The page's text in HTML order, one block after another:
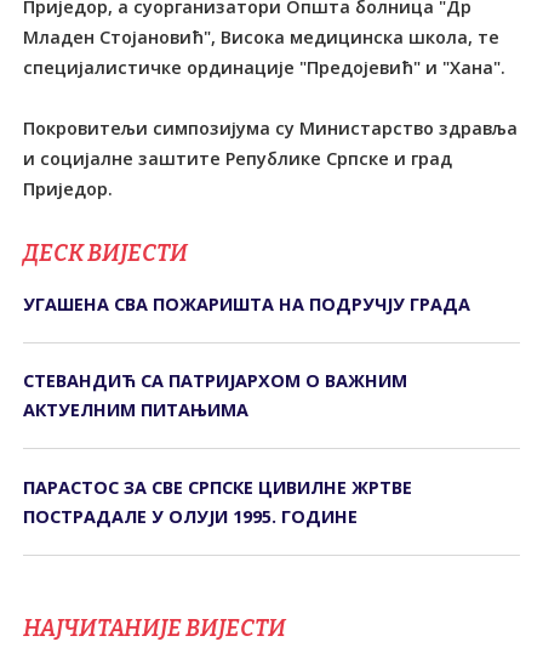
Приједор, а суорганизатори Општа болница "Др
Младен Стојановић", Висока медицинска школа, те
специјалистичке ординације "Предојевић" и "Хана".
Покровитељи симпозијума су Министарство здравља
и социјалне заштите Републике Српске и град
Приједор.
ДЕСК ВИЈЕСТИ
УГАШЕНА СВА ПОЖАРИШТА НА ПОДРУЧЈУ ГРАДА
СТЕВАНДИЋ СА ПАТРИЈАРХОМ О ВАЖНИМ
АКТУЕЛНИМ ПИТАЊИМА
ПАРАСТОС ЗА СВЕ СРПСКЕ ЦИВИЛНЕ ЖРТВЕ
ПОСТРАДАЛЕ У ОЛУЈИ 1995. ГОДИНЕ
НАЈЧИТАНИЈЕ ВИЈЕСТИ